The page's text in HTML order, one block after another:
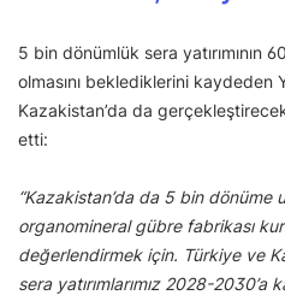
5 bin dönümlük sera yatırımının
olmasını beklediklerini kaydeden
Kazakistan’da da
etti:
“Kazakistan’da da 5 bin dönüme
organomineral gübre fabrikası
değerlendirmek için. Türkiye ve
sera yatırımlarımız 2028-2030’a